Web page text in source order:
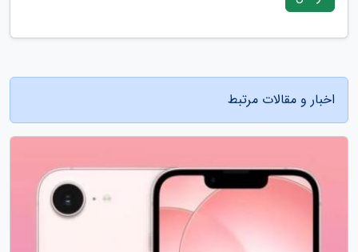
اخبار و مقالات مرتبط